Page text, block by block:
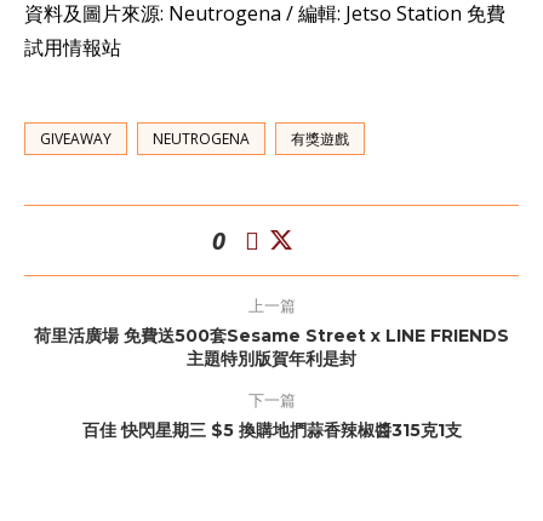
資料及圖片來源: Neutrogena / 編輯: Jetso Station 免費
試用情報站
GIVEAWAY NEUTROGENA 有獎遊戲
0
上一篇
荷里活廣場 免費送500套Sesame Street x LINE FRIENDS
主題特別版賀年利是封
下一篇
百佳 快閃星期三 $5 換購地捫蒜香辣椒醬315克1支